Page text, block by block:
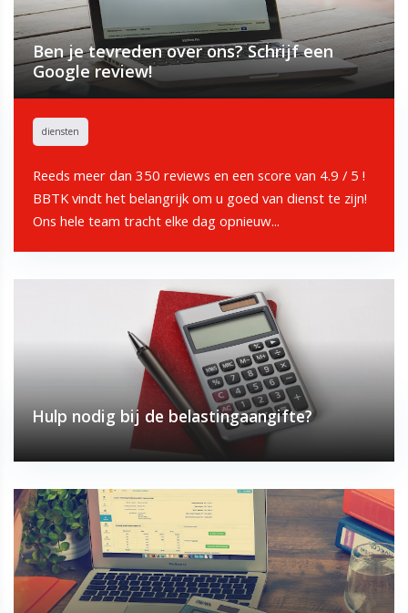
diensten
Ben je tevreden over ons? Schrijf een
Google review!
Reeds meer dan 350 reviews en een score van 4.9 / 5 !
BBTK vindt het belangrijk om u goed van dienst te zijn!
Ons hele team tracht elke dag opnieuw...
Hulp nodig bij de belastingaangifte?